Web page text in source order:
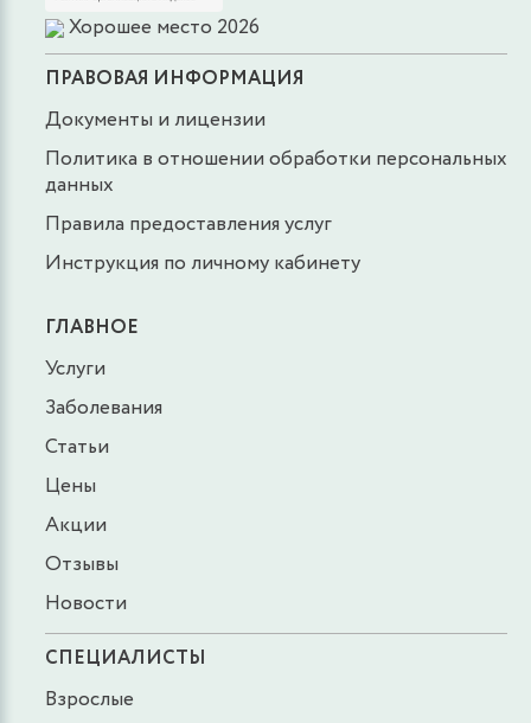
Хорошее место 2026
ПРАВОВАЯ ИНФОРМАЦИЯ
Документы и лицензии
Политика в отношении обработки персональных
данных
Правила предоставления услуг
Инструкция по личному кабинету
ГЛАВНОЕ
Услуги
Заболевания
Статьи
Цены
Акции
Отзывы
Новости
СПЕЦИАЛИСТЫ
Взрослые